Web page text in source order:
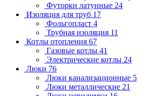
Футорки латунные 24
Изоляция для труб 17
Фольгопласт 4
Трубная изоляция 11
Котлы отопления 67
Газовые котлы 41
Электрические котлы 24
Люки 76
Люки канализационные 5
Люки металлические 21